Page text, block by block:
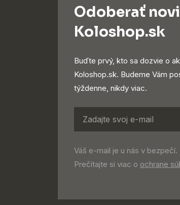
Odoberať
Koloshop.sk
Buďte prvý, kto sa dozvie o
Koloshop.sk. Budeme Vám
týždenne, nikdy viac.
Váš e-mail je u nás v bezpečí.
Prečítajte si viac o ochrane